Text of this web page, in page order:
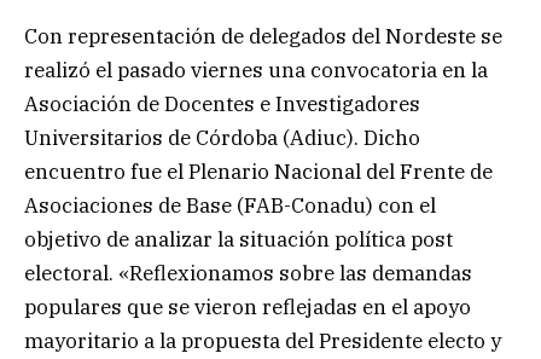
Con representación de delegados del Nordeste se
realizó el pasado viernes una convocatoria en la
Asociación de Docentes e Investigadores
Universitarios de Córdoba (Adiuc). Dicho
encuentro fue el Plenario Nacional del Frente de
Asociaciones de Base (FAB-Conadu) con el
objetivo de analizar la situación política post
electoral. «Reflexionamos sobre las demandas
populares que se vieron reflejadas en el apoyo
mayoritario a la propuesta del Presidente electo y